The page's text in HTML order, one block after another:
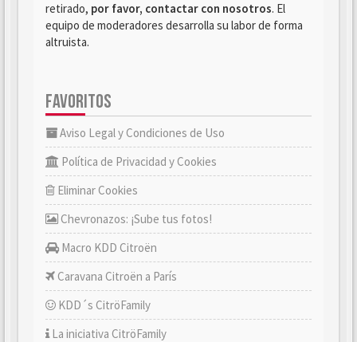
retirado, por favor, contactar con nosotros. El
equipo de moderadores desarrolla su labor de forma
altruista.
FAVORITOS
Aviso Legal y Condiciones de Uso
Política de Privacidad y Cookies
Eliminar Cookies
Chevronazos: ¡Sube tus fotos!
Macro KDD Citroën
Caravana Citroën a París
KDD´s CitröFamily
La iniciativa CitröFamily